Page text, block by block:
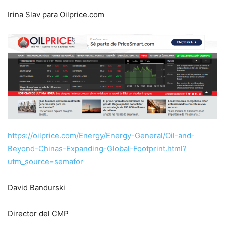
Irina Slav para Oilprice.com
https://oilprice.com/Energy/Energy-General/Oil-and-
Beyond-Chinas-Expanding-Global-Footprint.html?
utm_source=semafor
David Bandurski
Director del CMP